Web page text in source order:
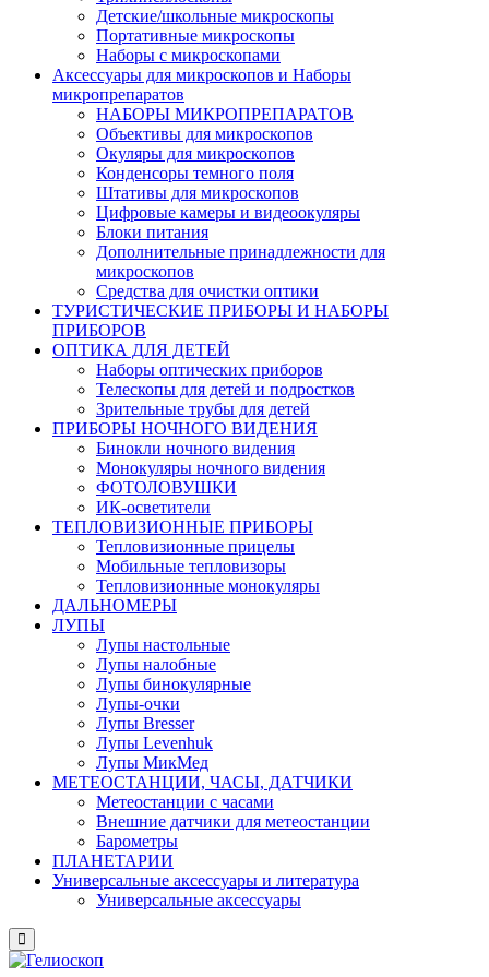
Детские/школьные микроскопы
Портативные микроскопы
Наборы с микроскопами
Аксессуары для микроскопов и Наборы
микропрепаратов
НАБОРЫ МИКРОПРЕПАРАТОВ
Объективы для микроскопов
Окуляры для микроскопов
Конденсоры темного поля
Штативы для микроскопов
Цифровые камеры и видеоокуляры
Блоки питания
Дополнительные принадлежности для
микроскопов
Средства для очистки оптики
ТУРИСТИЧЕСКИЕ ПРИБОРЫ И НАБОРЫ
ПРИБОРОВ
ОПТИКА ДЛЯ ДЕТЕЙ
Наборы оптических приборов
Телескопы для детей и подростков
Зрительные трубы для детей
ПРИБОРЫ НОЧНОГО ВИДЕНИЯ
Бинокли ночного видения
Монокуляры ночного видения
ФОТОЛОВУШКИ
ИК-осветители
ТЕПЛОВИЗИОННЫЕ ПРИБОРЫ
Тепловизионные прицелы
Мобильные тепловизоры
Тепловизионные монокуляры
ДАЛЬНОМЕРЫ
ЛУПЫ
Лупы настольные
Лупы налобные
Лупы бинокулярные
Лупы-очки
Лупы Bresser
Лупы Levenhuk
Лупы МикМед
МЕТЕОСТАНЦИИ, ЧАСЫ, ДАТЧИКИ
Метеостанции с часами
Внешние датчики для метеостанции
Барометры
ПЛАНЕТАРИИ
Универсальные аксессуары и литература
Универсальные аксессуары